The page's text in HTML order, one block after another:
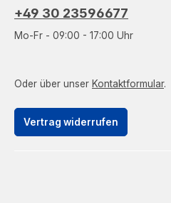
+49 30 23596677
Mo-Fr - 09:00 - 17:00 Uhr
Oder über unser Kontaktformular.
Vertrag widerrufen